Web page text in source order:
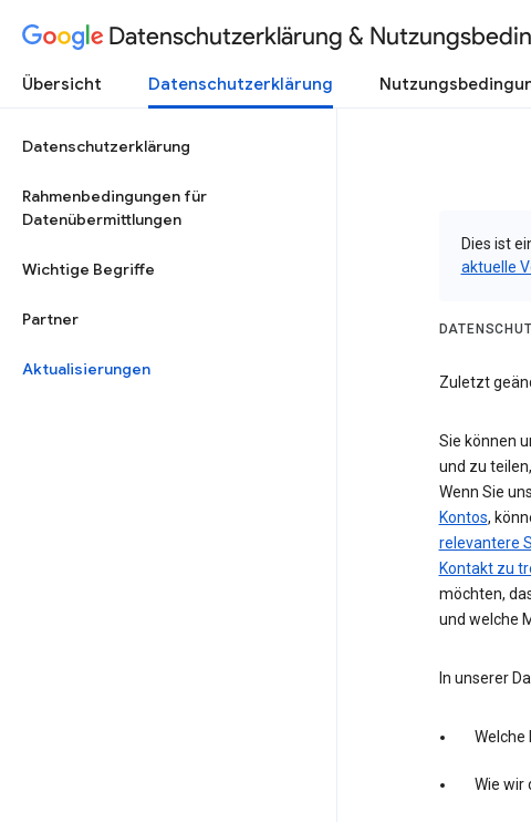
Datenschutzerklärung &
Übersicht Datenschutzerklärung
Datenschutzerklärung
Rahmenbedingungen für
Datenübermittlungen
Wichtige Begriffe
Partner
Aktualisierungen
Dies ist
aktuelle
Zuletzt
Sie können
und zu
Wenn Sie
Kontos,
relevantere
Kontakt zu
möchten,
und welche
In unserer
Welche
Wie wir